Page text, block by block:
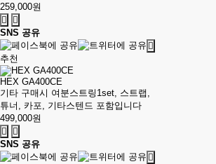
259,000원
SNS 공유
추천
HEX GA400CE
기타 구매시 여분스트링1set, 스트랩,
튜너, 카포, 기타스텐드 포함입니다
499,000원
SNS 공유